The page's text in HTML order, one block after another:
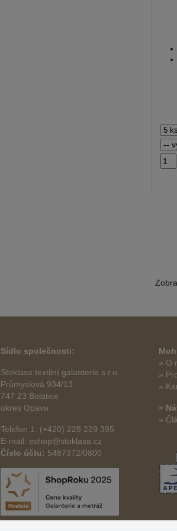
Sídlo společnosti:
Stoklasa textilní galanterie s.r.o.
Průmyslová 934/13
747 23 Bolatice
okres Opava
Telefon 1: (+420) 228 229 395
E-mail: eshop@stoklasa.cz
Číslo účtu: 5487372/0800
» O
»
»
»
»